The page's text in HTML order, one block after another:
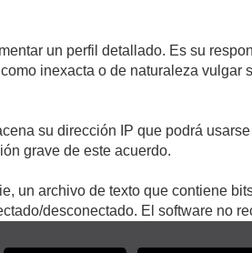
un perfil detallado. Es su
inexacta o de naturaleza
su dirección IP que podrá
grave de este acuerdo.
un archivo de texto que contiene
desconectado. El software no